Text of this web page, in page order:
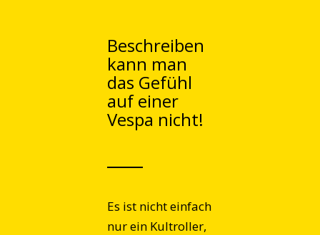
Beschreiben
kann man
das Gefühl
auf einer
Vespa nicht!
Es ist nicht einfach
nur ein Kultroller,